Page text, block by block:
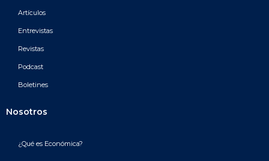
Artículos
Entrevistas
Revistas
Podcast
Boletines
Nosotros
¿Qué es Económica?